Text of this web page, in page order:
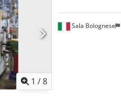
1 /8
Sala Bolognese